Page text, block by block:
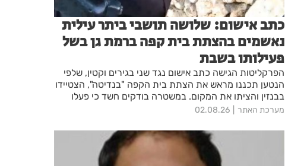
כתב אישום: שלושה תושבי ביתר עילית
נאשמים בהצתת בית קפה ברמת גן בשל
פעילותו בשבת
הפרקליטות הגישה כתב אישום נגד שני בגירים וקטין, שלפי
הנטען תכננו מראש את הצתת בית הקפה "בנדיטה", הצטיידו
בבנזין והציתו את המקום. במשטרה בודקים חשד כי פעלו
בשל פתיחת העסק בשבת וכי קיבלו תשלום מגורם נוסף
מערכת האתר 02.08.26